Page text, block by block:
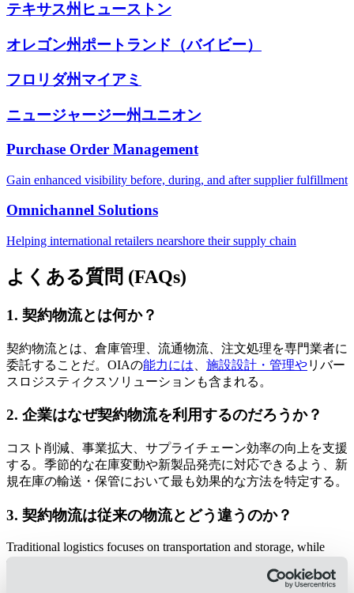
テキサス州ヒューストン
オレゴン州ポートランド（バイビー）
フロリダ州マイアミ
ニュージャージー州ユニオン
Purchase Order Management
Gain enhanced visibility before, during, and after supplier fulfillment
Omnichannel Solutions
Helping international retailers nearshore their supply chain
よくある質問 (FAQs)
1. 契約物流とは何か？
契約物流とは、倉庫管理、流通物流、注文処理を専門業者に
委託することだ。OIAの能力には 施設設計・管理やリバー
スロジスティクスソリューションも含まれる。
2. 企業はなぜ契約物流を利用するのだろうか？
コスト削減、事業拡大、サプライチェーン効率の向上を支援
する。季節的な在庫変動や新製品発売に対応できるよう、新
規在庫の輸送・保管において最も効果的な方法を特定する。
3. 契約物流は従来の物流とどう違うのか？
​Traditional logistics focuses on transportation and storage, while
contract logistics includes
distribution services, facility design, and custom system solutions for